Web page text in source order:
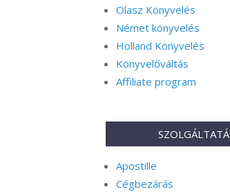
Olasz Könyvelés
Német könyvelés
Holland Könyvelés
Könyvelőváltás
Affiliate program
Apostille
Cégbezárás